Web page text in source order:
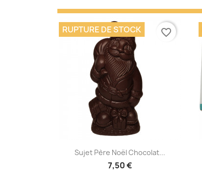
AJOUTER AU PANIER
Sujet Père Noël Chocolat...
7,50 €
RUPTURE DE STOCK favorite_border